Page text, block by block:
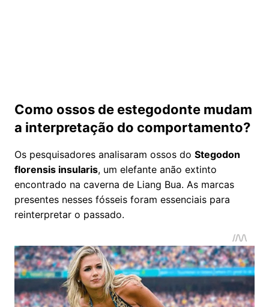
Como ossos de estegodonte mudam
a interpretação do comportamento?
Os pesquisadores analisaram ossos do Stegodon
florensis insularis, um elefante anão extinto
encontrado na caverna de Liang Bua. As marcas
presentes nesses fósseis foram essenciais para
reinterpretar o passado.